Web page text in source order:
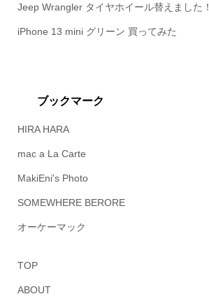
Jeep Wrangler タイヤホイール替えました！
iPhone 13 mini グリーン 買ってみた
ブックマーク
HIRA HARA
mac a La Carte
MakiEni's Photo
SOMEWHERE BERORE
オーケーマック
TOP
ABOUT